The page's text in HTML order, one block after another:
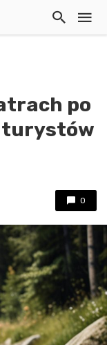
po
turystów
0